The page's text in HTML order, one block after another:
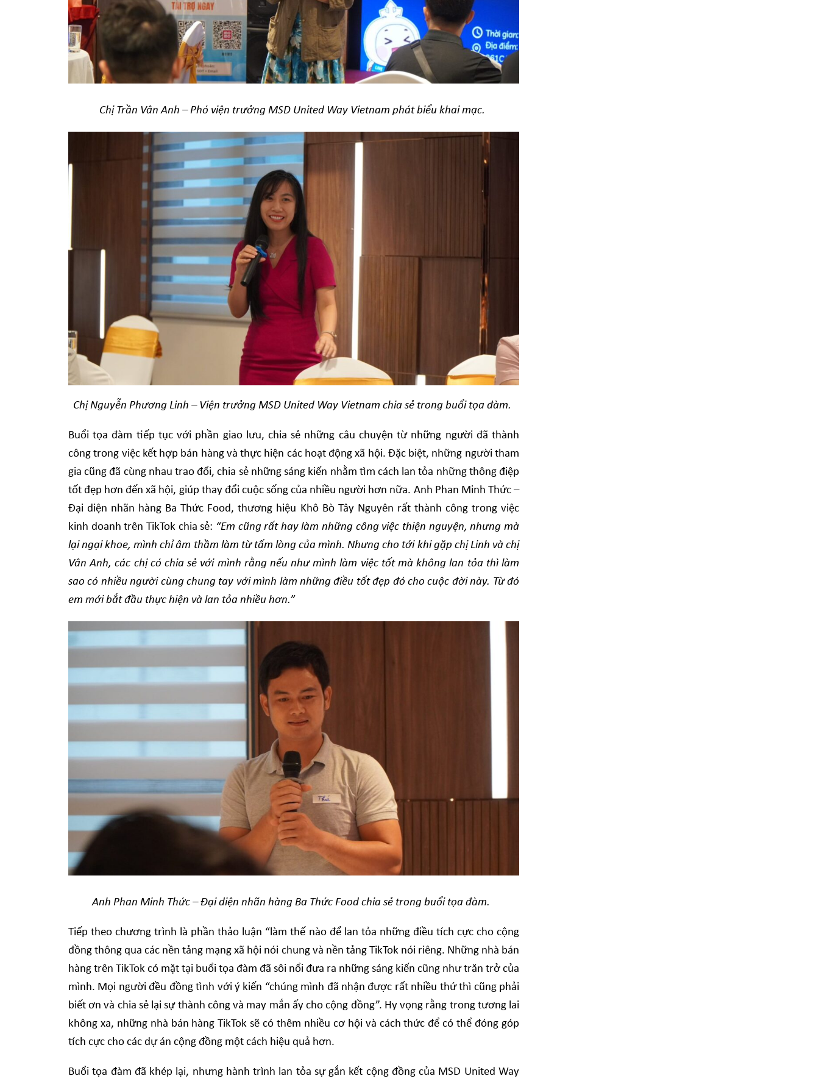
Chị Trần Vân Anh – Phó viện trưởng MSD United Way Vietnam phát biểu khai mạc.
Chị Nguyễn Phương Linh – Viện trưởng MSD United Way Vietnam chia sẻ trong buổi tọa đàm.
Buổi tọa đàm tiếp tục với phần giao lưu, chia sẻ những câu chuyện từ những người đã thành
công trong việc kết hợp bán hàng và thực hiện các hoạt động xã hội. Đặc biệt, những người tham
gia cũng đã cùng nhau trao đổi, chia sẻ những sáng kiến nhằm tìm cách lan tỏa những thông điệp
tốt đẹp hơn đến xã hội, giúp thay đổi cuộc sống của nhiều người hơn nữa. Anh Phan Minh Thức –
Đại diện nhãn hàng Ba Thức Food, thương hiệu Khô Bò Tây Nguyên rất thành công trong việc
kinh doanh trên TikTok chia sẻ: “Em cũng rất hay làm những công việc thiện nguyện, nhưng mà
lại ngại khoe, mình chỉ âm thầm làm từ tấm lòng của mình. Nhưng cho tới khi gặp chị Linh và chị
Vân Anh, các chị có chia sẻ với mình rằng nếu như mình làm việc tốt mà không lan tỏa thì làm
sao có nhiều người cùng chung tay với mình làm những điều tốt đẹp đó cho cuộc đời này. Từ đó
em mới bắt đầu thực hiện và lan tỏa nhiều hơn.”
Anh Phan Minh Thức – Đại diện nhãn hàng Ba Thức Food chia sẻ trong buổi tọa đàm.
Tiếp theo chương trình là phần thảo luận “làm thế nào để lan tỏa những điều tích cực cho cộng
đồng thông qua các nền tảng mạng xã hội nói chung và nền tảng TikTok nói riêng. Những nhà bán
hàng trên TikTok có mặt tại buổi tọa đàm đã sôi nổi đưa ra những sáng kiến cũng như trăn trở của
mình. Mọi người đều đồng tình với ý kiến “chúng mình đã nhận được rất nhiều thứ thì cũng phải
biết ơn và chia sẻ lại sự thành công và may mắn ấy cho cộng đồng”. Hy vọng rằng trong tương lai
không xa, những nhà bán hàng TikTok sẽ có thêm nhiều cơ hội và cách thức để có thể đóng góp
tích cực cho các dự án cộng đồng một cách hiệu quả hơn.
Buổi tọa đàm đã khép lại, nhưng hành trình lan tỏa sự gắn kết cộng đồng của MSD United Way